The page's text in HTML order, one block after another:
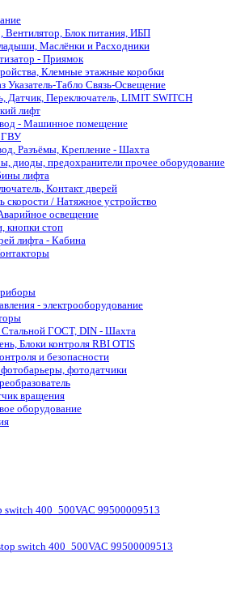
Вентилятор, Блок питания, ИБП
Маслёнки и Расходники
- Приямок
Клемные этажные коробки
Указатель-Табло Связь-Освещение
Датчик, Переключатель, LIMIT SWITCH
лифт
- Машинное помещение
ГВУ
Разъёмы, Крепление - Шахта
диоды, предохранители прочее оборудование
лифта
Контакт дверей
скорости / Натяжное устройство
освещение
кнопки стоп
лифта - Кабина
- электрооборудование
Стальной ГОСТ, DIN - Шахта
Блоки контроля RBI OTIS
и безопасности
фотодатчики
вращения
оборудование
400_500VAC 99500009513